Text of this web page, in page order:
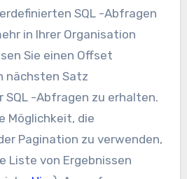
SQL -Abfragen
in Ihrer Organisation
Sie einen Offset
nächsten Satz
-Abfragen zu erhalten.
Möglichkeit, die
Pagination zu verwenden,
Liste von Ergebnissen